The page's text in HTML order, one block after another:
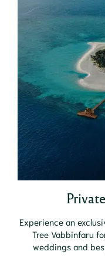
Experience an
Tree Vabbinfaru
weddings and